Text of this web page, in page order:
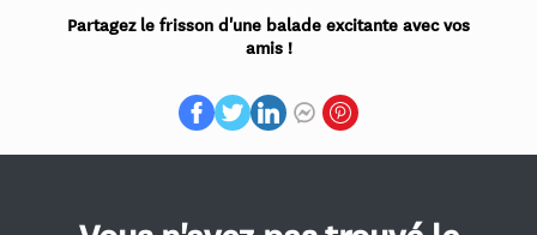
Partagez le frisson d'une balade excitante avec vos
amis !